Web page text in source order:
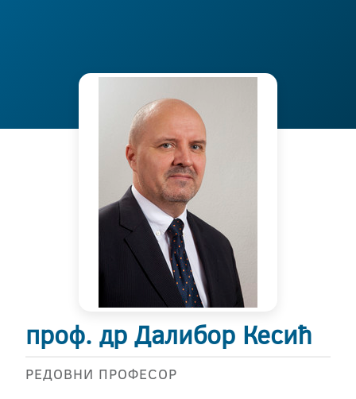
проф. др Далибор Кесић
РЕДОВНИ ПРОФЕСОР